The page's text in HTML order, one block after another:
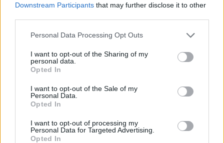
Downstream Participants that may further disclose it to other
Personal Data Processing Opt Outs
I want to opt-out of the Sharing of my
personal data.
Opted In
I want to opt-out of the Sale of my
Personal Data.
Opted In
I want to opt-out of processing my
Personal Data for Targeted Advertising.
Opted In
Prenumerera